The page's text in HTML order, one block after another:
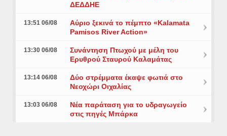
ΔΕΔΔΗΕ
13:51 06/08
Αύριο ξεκινά το πέμπτο «Kalamata
Pamisos River Action»
13:30 06/08
Συνάντηση Πτωχού με μέλη του
Ερυθρού Σταυρού Καλαμάτας
13:14 06/08
Δύο στρέμματα έκαψε φωτιά στο
Νεοχώρι Οιχαλίας
13:03 06/08
Νέα παράταση για το υδραγωγείο
στις πηγές Μπάρκα